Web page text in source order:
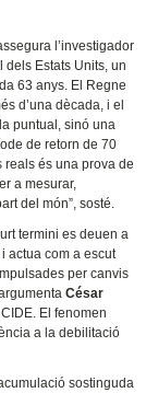
l’investigador
dels Estats Units, un
63 anys. El Regne
d’una dècada, i el
puntual, sinó una
de retorn de 70
reals és una prova de
a mesurar,
del món”, sosté.
termini es deuen a
actua com a escut
per canvis
César
El fenomen
a la debilitació
sostinguda